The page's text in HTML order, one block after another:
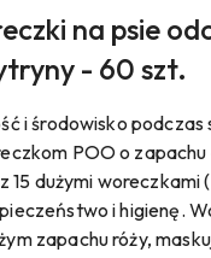
na psie
- 60 szt.
i środowisko
POO o
15 dużymi woreczkami
i higienę.
zapachu róży,